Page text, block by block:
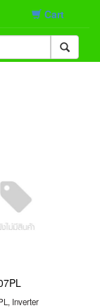
Cart
Inverter